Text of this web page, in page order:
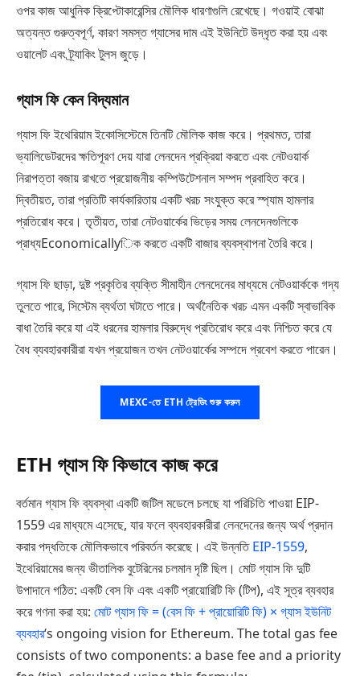
ওপর কাজ আধুনিক ক্রিপ্টোকারেন্সির মৌলিক ধারণাগুলি রেখেছে। গওয়াই বোঝা
অত্যন্ত গুরুত্বপূর্ণ, কারণ সমস্ত গ্যাসের দাম এই ইউনিটে উদ্ধৃত করা হয় এবং
ওয়ালেট এবং ট্র্যাকিং টুলস জুড়ে।
গ্যাস ফি কেন বিদ্যমান
গ্যাস ফি ইথেরিয়াম ইকোসিস্টেমে তিনটি মৌলিক কাজ করে। প্রথমত, তারা
ভ্যালিডেটরদের ক্ষতিপূরণ দেয় যারা লেনদেন প্রক্রিয়া করতে এবং নেটওয়ার্ক
নিরাপত্তা বজায় রাখতে প্রয়োজনীয় কম্পিউটেশনাল সম্পদ প্রবাহিত করে।
দ্বিতীয়ত, তারা প্রতিটি কার্যকারিতায় একটি খরচ সংযুক্ত করে স্প্যাম হামলার
প্রতিরোধ করে। তৃতীয়ত, তারা নেটওয়ার্কের ভিড়ের সময় লেনদেনগুলিকে
প্রাধ্যEconomicallyিক করতে একটি বাজার ব্যবস্থাপনা তৈরি করে।
গ্যাস ফি ছাড়া, দুষ্ট প্রকৃতির ব্যক্তি সীমাহীন লেনদেনের মাধ্যমে নেটওয়ার্ককে গদ্য
তুলতে পারে, সিস্টেম ব্যর্থতা ঘটাতে পারে। অর্থনৈতিক খরচ এমন একটি স্বাভাবিক
বাধা তৈরি করে যা এই ধরনের হামলার বিরুদ্ধে প্রতিরোধ করে এবং নিশ্চিত করে যে
বৈধ ব্যবহারকারীরা যখন প্রয়োজন তখন নেটওয়ার্কের সম্পদে প্রবেশ করতে পারেন।
MEXC-তে ETH ট্রেডিং শুরু করুন
ETH গ্যাস ফি কিভাবে কাজ করে
বর্তমান গ্যাস ফি ব্যবস্থা একটি জটিল মডেলে চলছে যা পরিচিতি পাওয়া EIP-
1559 এর মাধ্যমে এসেছে, যার ফলে ব্যবহারকারীরা লেনদেনের জন্য অর্থ প্রদান
করার পদ্ধতিকে মৌলিকভাবে পরিবর্তন করেছে। এই উন্নতিEIP-1559,
ইথেরিয়ামের জন্য ভীতালিক বুটেরিনের চলমান দৃষ্টি ছিল। মোট গ্যাস ফি দুটি
উপাদানে গঠিত: একটি বেস ফি এবং একটি প্রায়োরিটি ফি (টিপ), এই সূত্র ব্যবহার
করে গণনা করা হয়: মোট গ্যাস ফি = (বেস ফি + প্রায়োরিটি ফি) × গ্যাস ইউনিট
ব্যবহার‘s ongoing vision for Ethereum. The total gas fee
consists of two components: a base fee and a priority